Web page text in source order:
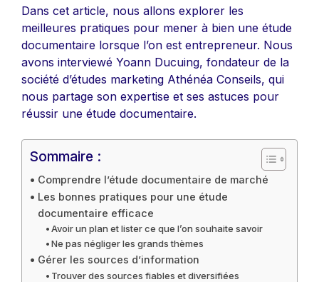
Dans cet article, nous allons explorer les
meilleures pratiques pour mener à bien une étude
documentaire lorsque l’on est entrepreneur. Nous
avons interviewé Yoann Ducuing, fondateur de la
société d’études marketing Athénéa Conseils, qui
nous partage son expertise et ses astuces pour
réussir une étude documentaire.
Sommaire :
Comprendre l’étude documentaire de marché
Les bonnes pratiques pour une étude
documentaire efficace
Avoir un plan et lister ce que l’on souhaite savoir
Ne pas négliger les grands thèmes
Gérer les sources d’information
Trouver des sources fiables et diversifiées